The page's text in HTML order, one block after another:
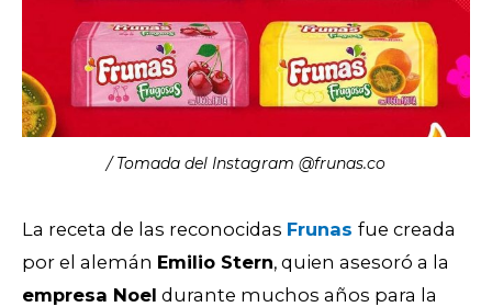
/ Tomada del Instagram @frunas.co
La receta de las reconocidas Frunas fue creada
por el alemán Emilio Stern, quien asesoró a la
empresa Noel durante muchos años para la